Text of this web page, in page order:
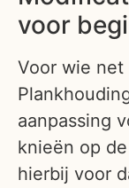
voor
Voor wie
aanpassing
knieën op
hierbij voor